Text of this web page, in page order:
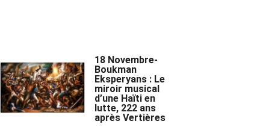
18 Novembre-
Boukman
Eksperyans : Le
miroir musical
d’une Haïti en
lutte, 222 ans
après Vertières